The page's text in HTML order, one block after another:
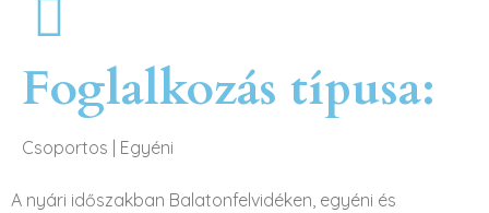
Foglalkozás típusa:
Csoportos | Egyéni
A nyári időszakban Balatonfelvidéken, egyéni és